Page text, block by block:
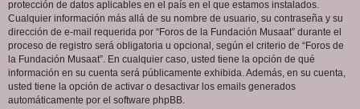
protección de datos aplicables en el país en el que estamos instalados.
Cualquier información más allá de su nombre de usuario, su contraseña y su
dirección de e-mail requerida por “Foros de la Fundación Musaat” durante el
proceso de registro será obligatoria u opcional, según el criterio de “Foros de
la Fundación Musaat”. En cualquier caso, usted tiene la opción de qué
información en su cuenta será públicamente exhibida. Además, en su cuenta,
usted tiene la opción de activar o desactivar los emails generados
automáticamente por el software phpBB.